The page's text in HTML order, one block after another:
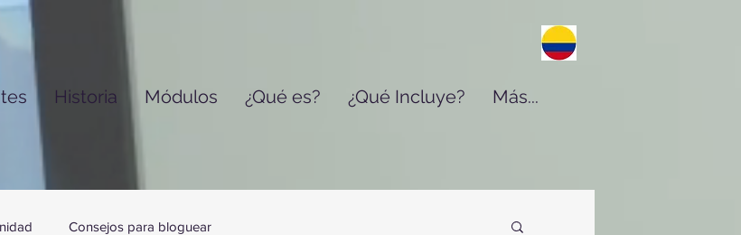
Historia Módulos ¿Qué es? ¿Qué Incluye? Más...
Consejos para bloguear